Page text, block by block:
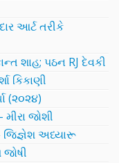
આર્ટ તરીકે
શાહ; પઠન RJ દેવકી
કિકાણી
(૨૦૨૪)
જોશી
જિજ્ઞેશ અધ્યારૂ